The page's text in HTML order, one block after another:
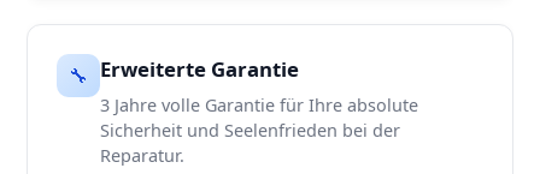
🔧 Erweiterte Garantie
3 Jahre volle Garantie für Ihre absolute
Sicherheit und Seelenfrieden bei der
Reparatur.